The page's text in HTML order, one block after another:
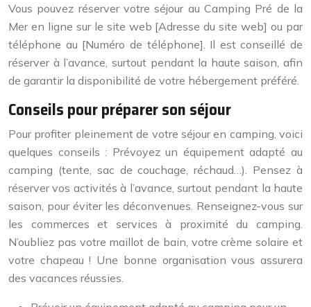
Vous pouvez réserver votre séjour au Camping Pré de la
Mer en ligne sur le site web [Adresse du site web] ou par
téléphone au [Numéro de téléphone]. Il est conseillé de
réserver à l’avance, surtout pendant la haute saison, afin
de garantir la disponibilité de votre hébergement préféré.
Conseils pour préparer son séjour
Pour profiter pleinement de votre séjour en camping, voici
quelques conseils : Prévoyez un équipement adapté au
camping (tente, sac de couchage, réchaud…). Pensez à
réserver vos activités à l’avance, surtout pendant la haute
saison, pour éviter les déconvenues. Renseignez-vous sur
les commerces et services à proximité du camping.
N’oubliez pas votre maillot de bain, votre crème solaire et
votre chapeau ! Une bonne organisation vous assurera
des vacances réussies.